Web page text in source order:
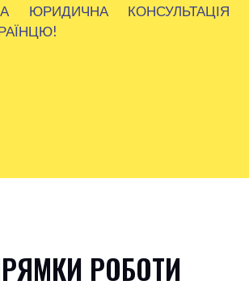
ЮРИДИЧНА КОНСУЛЬТАЦІЯ
РОБОТИ